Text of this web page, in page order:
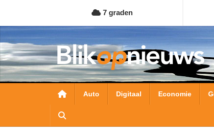
naar
de
inhoud
gaan
7 graden
Hoofdnavigatie
Auto Digitaal Economie